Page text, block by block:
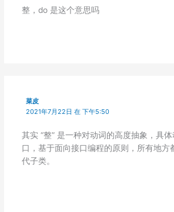
整，do 是这个意思吗
菜皮
2021年7月22日 在 下午5:50
其实 “整” 是一种对动词的高度抽象，具体
口，基于面向接口编程的原则，所有地方
代子类。